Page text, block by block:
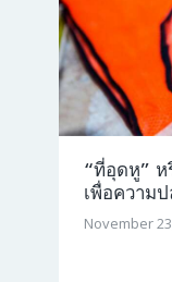
“ที่อุดหู” ห
เพื่อความ
November